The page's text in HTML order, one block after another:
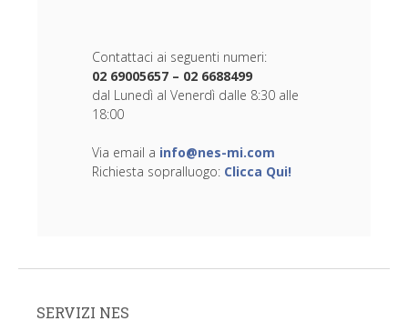
Contattaci ai seguenti numeri:
02 69005657 – 02 6688499
dal Lunedì al Venerdì dalle 8:30 alle
18:00
Via email a info@nes-mi.com
Richiesta sopralluogo: Clicca Qui!
SERVIZI NES